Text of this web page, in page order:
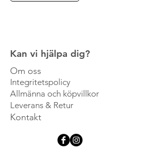
Kan vi hjälpa dig?
Om oss
Integritetspolicy
Allmänna och köpvillkor
Leverans & Retur
Kontakt